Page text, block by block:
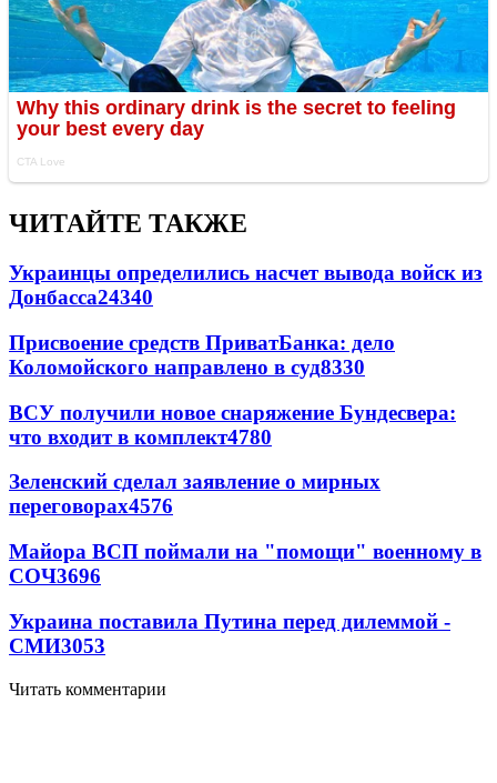
ЧИТАЙТЕ ТАКЖЕ
Украинцы определились насчет вывода войск из
Донбасса24340
Присвоение средств ПриватБанка: дело
Коломойского направлено в суд8330
ВСУ получили новое снаряжение Бундесвера:
что входит в комплект4780
Зеленский сделал заявление о мирных
переговорах4576
Майора ВСП поймали на "помощи" военному в
СОЧ3696
Украина поставила Путина перед дилеммой -
СМИ3053
Читать комментарии